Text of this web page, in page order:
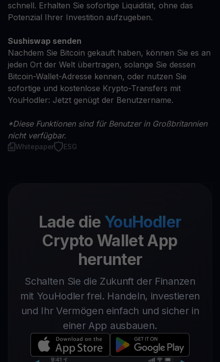
schnell. Erhalten Sie sofortige Liquidität, ohne das
Potenzial Ihrer Investition aufzugeben.
Sushiswap senden
Nachdem Sie Bitcoin gekauft haben, können Sie es an
jeden Ort der Welt übertragen, solange Sie dessen
Bitcoin-Wallet-Adresse kennen, oder nutzen Sie
sofortige und kostenlose Krypto-Transfers mit
YouHodler: Jetzt genügt der Benutzername.
*Diese Funktionen sind für Benutzer in Großbritannien
nicht verfügbar.
Whitepaper ESG
Lade die YouHodler
Crypto Wallet App
herunter
Schalten Sie die Zukunft der Finanzen
mit YouHodler frei. Handeln, investieren
und Ihr Vermögen einfach und sicher in
einer App ausbauen.